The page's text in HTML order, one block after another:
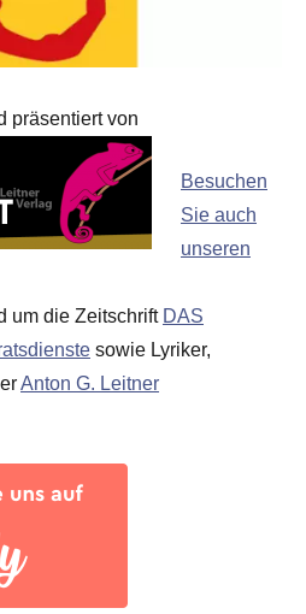
präsentiert von
Besuchen
Sie auch
unseren
um die Zeitschrift DAS
sowie Lyriker,
Anton G. Leitner